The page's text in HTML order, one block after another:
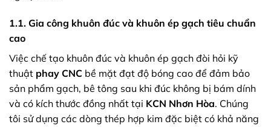
1.1. Gia công khuôn đúc và khuôn ép gạch tiêu chuẩn
cao
Việc chế tạo khuôn đúc và khuôn ép gạch đòi hỏi kỹ
thuật phay CNC bề mặt đạt độ bóng cao để đảm bảo
sản phẩm gạch, bê tông sau khi đúc không bị bám dính
và có kích thước đồng nhất tại KCN Nhơn Hòa. Chúng
tôi sử dụng các dòng thép hợp kim đặc biệt có khả năng